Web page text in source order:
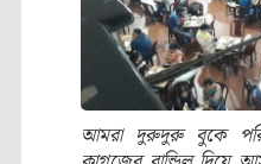
আমরা দুরুদুরু বুকে